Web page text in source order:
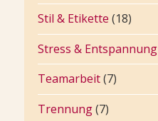
Stil & Etikette (18)
Stress & Entspannung
Teamarbeit(7)
Trennung(7)